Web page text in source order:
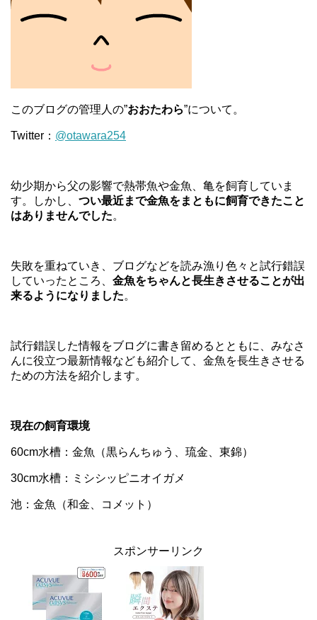
このブログの管理人の”おおたわら”について。
Twitter： @otawara254
幼少期から父の影響で熱帯魚や金魚、亀を飼育していま
す。しかし、 つい最近まで金魚をまともに飼育できたこと
はありませんでした。
失敗を重ねていき、ブログなどを読み漁り色々と試行錯誤
していったところ、 金魚をちゃんと長生きさせることが出
来るようになりました。
試行錯誤した情報をブログに書き留めるとともに、みなさ
んに役立つ最新情報なども紹介して、金魚を長生きさせる
ための方法を紹介します。
現在の飼育環境
60cm水槽：金魚（黒らんちゅう、琉金、東錦）
30cm水槽：ミシシッピニオイガメ
池：金魚（和金、コメット）
スポンサーリンク